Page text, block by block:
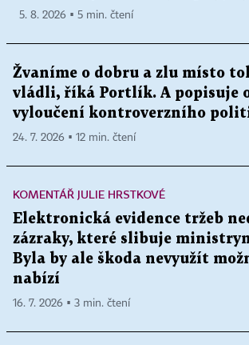
5. 8. 2026 ▪ 5 min. čtení
Žvaníme o dobru a zlu místo
vládli, říká Portlík. A popisuje
vyloučení kontroverzního
24. 7. 2026 ▪ 12 min. čtení
KOMENTÁŘ JULIE HRSTKOVÉ
Elektronická evidence tržeb
zázraky, které slibuje
Byla by ale škoda nevyužít
nabízí
16. 7. 2026 ▪ 3 min. čtení